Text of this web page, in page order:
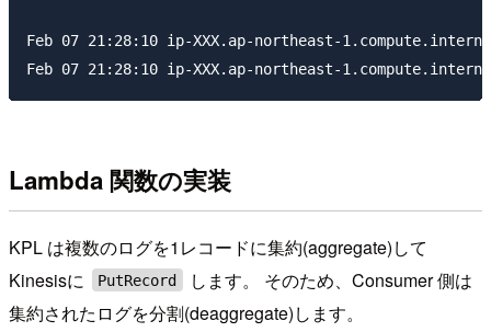
Feb 07 21:28:10 ip-XXX.ap-northeast-
Lambda 関数の実装
KPL は複数のログを1レコードに集約(aggregate)して
Kinesisに
PutRecord
します。 そのため、Consumer 側は
集約されたログを分割(deaggregate)します。